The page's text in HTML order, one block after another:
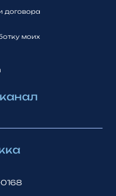
договора
моих
0168